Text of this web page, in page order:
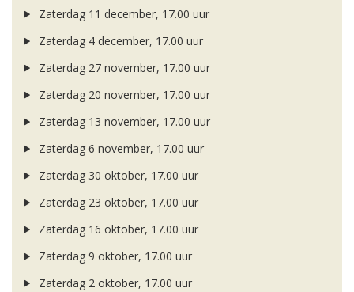
Zaterdag 11 december, 17.00 uur
Zaterdag 4 december, 17.00 uur
Zaterdag 27 november, 17.00 uur
Zaterdag 20 november, 17.00 uur
Zaterdag 13 november, 17.00 uur
Zaterdag 6 november, 17.00 uur
Zaterdag 30 oktober, 17.00 uur
Zaterdag 23 oktober, 17.00 uur
Zaterdag 16 oktober, 17.00 uur
Zaterdag 9 oktober, 17.00 uur
Zaterdag 2 oktober, 17.00 uur